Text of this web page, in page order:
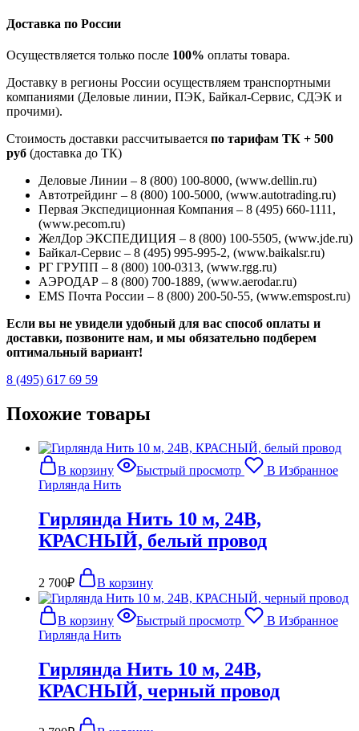
Доставка по России
Осуществляется только после 100% оплаты товара.
Доставку в регионы России осуществляем транспортными
компаниями (Деловые линии, ПЭК, Байкал-Сервис, СДЭК и
прочими).
Стоимость доставки рассчитывается по тарифам ТК + 500
руб (доставка до ТК)
Деловые Линии – 8 (800) 100-8000, (www.dellin.ru)
Автотрейдинг – 8 (800) 100-5000, (www.autotrading.ru)
Первая Экспедиционная Компания – 8 (495) 660-1111,
(www.pecom.ru)
ЖелДор ЭКСПЕДИЦИЯ – 8 (800) 100-5505, (www.jde.ru)
Байкал-Сервис – 8 (495) 995-995-2, (www.baikalsr.ru)
РГ ГРУПП – 8 (800) 100-0313, (www.rgg.ru)
АЭРОДАР – 8 (800) 700-1889, (www.aerodar.ru)
EMS Почта России – 8 (800) 200-50-55, (www.emspost.ru)
Если вы не увидели удобный для вас способ оплаты и
доставки, позвоните нам, и мы обязательно подберем
оптимальный вариант!
8 (495) 617 69 59
Похожие товары
В корзину Быстрый просмотр
В Избранное
Гирлянда Нить
Гирлянда Нить 10 м, 24В,
КРАСНЫЙ, белый провод
2 700₽ В корзину
В корзину Быстрый просмотр
В Избранное
Гирлянда Нить
Гирлянда Нить 10 м, 24В,
КРАСНЫЙ, черный провод